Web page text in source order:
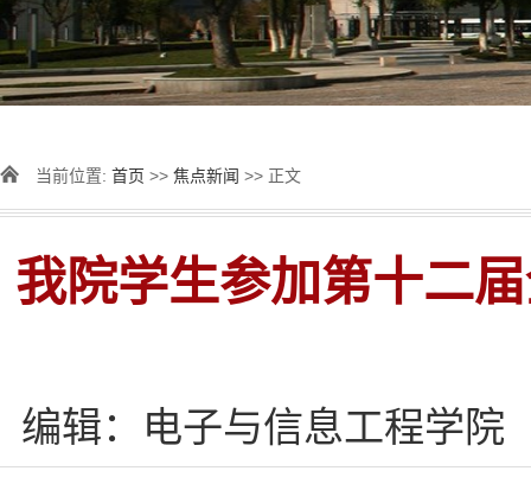
当前位置: 首页 >> 焦点新闻 >> 正文
我院学生参加第十二
编辑：电子与信息工程学院